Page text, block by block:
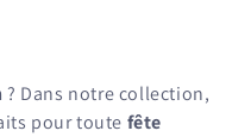
? Dans notre collection,
pour toute fête